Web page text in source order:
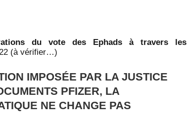
du vote des Ephads à travers les
(à vérifier…)
IMPOSÉE PAR LA JUSTICE
PFIZER, LA
NE CHANGE PAS